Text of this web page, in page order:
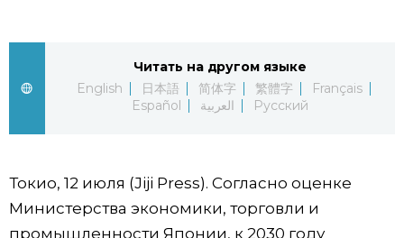
العربية
Новости
Путеводитель по Японии
Разделы
Читать на другом языке
English
日本語 简体字 繁體字
Français
Español
العربية Русский
Токио, 12 июля (Jiji Press). Согласно оценке
Министерства экономики, торговли и
промышленности Японии, к 2030 году